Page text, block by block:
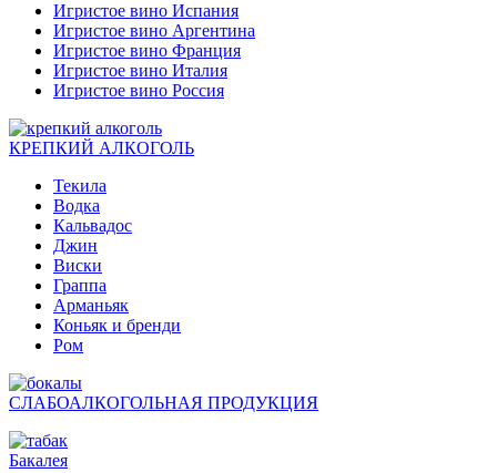
Игристое вино Испания
Игристое вино Аргентина
Игристое вино Франция
Игристое вино Италия
Игристое вино Россия
КРЕПКИЙ АЛКОГОЛЬ
Текила
Водка
Кальвадос
Джин
Виски
Граппа
Арманьяк
Коньяк и бренди
Ром
СЛАБОАЛКОГОЛЬНАЯ ПРОДУКЦИЯ
Бакалея